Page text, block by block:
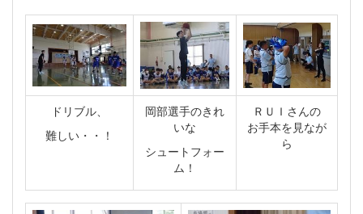
ドリブル、
難しい・・！
岡部選手のきれ
いな
シュートフォー
ム！
ＲＵＩさんの
お手本を見なが
ら